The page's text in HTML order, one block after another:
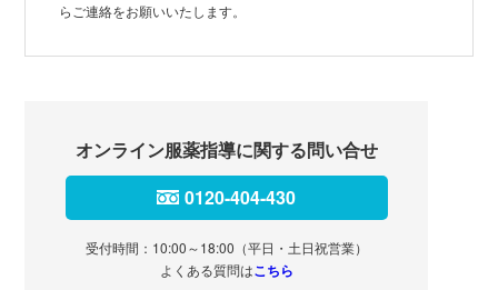
らご連絡をお願いいたします。
オンライン服薬指導に関する問い合せ
0120-404-430
受付時間：10:00～18:00（平日・土日祝営業）
よくある質問はこちら